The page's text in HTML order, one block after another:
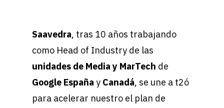
Saavedra, tras 10 años trabajando
como Head of Industry de las
unidades de Media y MarTech de
Google España y Canadá, se une a t2ó
para acelerar nuestro el plan de